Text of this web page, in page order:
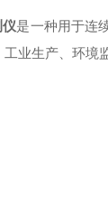
是一种用于连
业生产、环境